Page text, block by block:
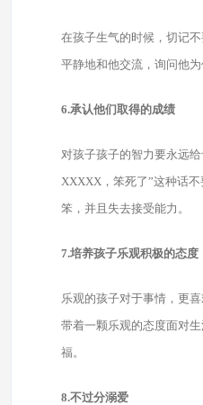
在孩子生气的时候，切记
平静地和他交流，询问他
6.承认他们取得的成绩
对孩子孩子的智力要永远
XXXXX，笨死了”这种话
笨，并且失去接受能力。
7.培养孩子乐观积极的态度
乐观的孩子对于事情，更
带着一颗乐观的态度面对
福。
8.不过分溺爱